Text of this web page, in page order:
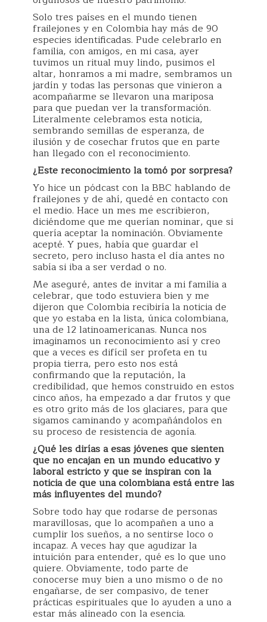
Solo tres países en el mundo tienen
frailejones y en Colombia hay más de 90
especies identificadas. Pude celebrarlo en
familia, con amigos, en mi casa, ayer
tuvimos un ritual muy lindo, pusimos el
altar, honramos a mi madre, sembramos un
jardín y todas las personas que vinieron a
acompañarme se llevaron una mariposa
para que puedan ver la transformación.
Literalmente celebramos esta noticia,
sembrando semillas de esperanza, de
ilusión y de cosechar frutos que en parte
han llegado con el reconocimiento.
¿Este reconocimiento la tomó por sorpresa?
Yo hice un pódcast con la BBC hablando de
frailejones y de ahí, quedé en contacto con
el medio. Hace un mes me escribieron,
diciéndome que me querían nominar, que si
quería aceptar la nominación. Obviamente
acepté. Y pues, había que guardar el
secreto, pero incluso hasta el día antes no
sabía si iba a ser verdad o no.
Me aseguré, antes de invitar a mi familia a
celebrar, que todo estuviera bien y me
dijeron que Colombia recibiría la noticia de
que yo estaba en la lista, única colombiana,
una de 12 latinoamericanas. Nunca nos
imaginamos un reconocimiento así y creo
que a veces es difícil ser profeta en tu
propia tierra, pero esto nos está
confirmando que la reputación, la
credibilidad, que hemos construido en estos
cinco años, ha empezado a dar frutos y que
es otro grito más de los glaciares, para que
sigamos caminando y acompañándolos en
su proceso de resistencia de agonía.
¿Qué les dirías a esas jóvenes que sienten
que no encajan en un mundo educativo y
laboral estricto y que se inspiran con la
noticia de que una colombiana está entre las
más influyentes del mundo?
Sobre todo hay que rodarse de personas
maravillosas, que lo acompañen a uno a
cumplir los sueños, a no sentirse loco o
incapaz. A veces hay que agudizar la
intuición para entender, qué es lo que uno
quiere. Obviamente, todo parte de
conocerse muy bien a uno mismo o de no
engañarse, de ser compasivo, de tener
prácticas espirituales que lo ayuden a uno a
estar más alineado con la esencia.